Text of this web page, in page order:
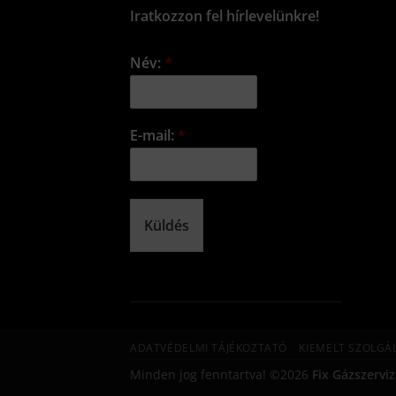
Iratkozzon fel hírlevelünkre!
Név: *
E-mail: *
Küldés
ADATVÉDELMI TÁJÉKOZTATÓ KIEMELT
Minden jog fenntartva! ©2026 Fix